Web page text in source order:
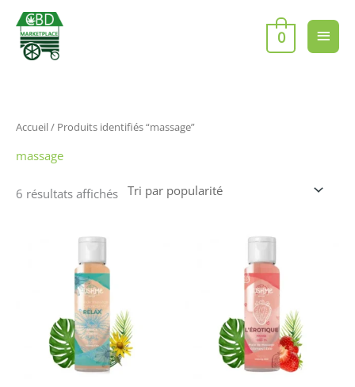
Aller
contenu
0
Accueil/ Produits identifiés “massage”
massage
6 résultats affichés
Trié
par